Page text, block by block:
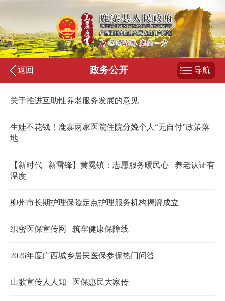
返回 政务公开 导航
关于推进互助性养老服务发展的意见
生娃不花钱！鹿寨两家医院住院分娩个人“无自付”政策落
地
【新时代 新雷锋】黄冕镇：志愿服务暖民心 养老认证有
温度
柳州市长期护理保险定点护理服务机构揭牌成立
织密医保宣传网 筑牢健康保障线
2026年度广西城乡居民医保参保热门问答
山歌宣传人人知 医保惠民大家传